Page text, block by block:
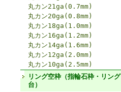
丸カン21ga(0.7mm)
丸カン20ga(0.8mm)
丸カン18ga(1.0mm)
丸カン16ga(1.2mm)
丸カン14ga(1.6mm)
丸カン12ga(2.0mm)
丸カン10ga(2.5mm)
リング空枠（指輪石枠・リング
台）